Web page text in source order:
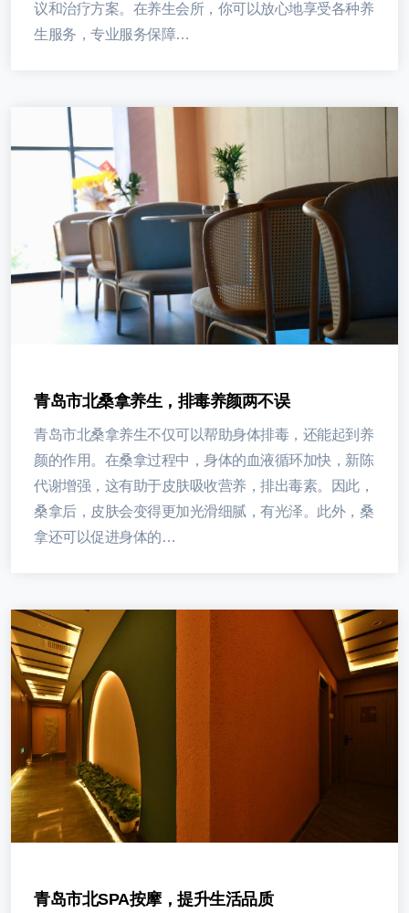
议和治疗方案。在养生会所，你可以放心地享受各种养
生服务，专业服务保障…
青岛市北桑拿养生，排毒养颜两不误
青岛市北桑拿养生不仅可以帮助身体排毒，还能起到养
颜的作用。在桑拿过程中，身体的血液循环加快，新陈
代谢增强，这有助于皮肤吸收营养，排出毒素。因此，
桑拿后，皮肤会变得更加光滑细腻，有光泽。此外，桑
拿还可以促进身体的…
青岛市北SPA按摩，提升生活品质